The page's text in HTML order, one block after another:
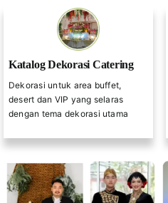
Katalog Dekorasi Catering
Dekorasi untuk area buffet,
desert dan VIP yang selaras
dengan tema dekorasi utama